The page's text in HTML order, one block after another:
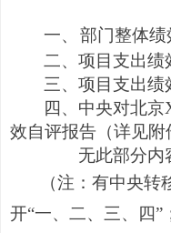
一、 部门整体
二、项目支出绩
三、项目支出绩
四、 中央对北京
效自评报告 （详见附
无此部分内
（注： 有中央转
开“一、二、三、 四”